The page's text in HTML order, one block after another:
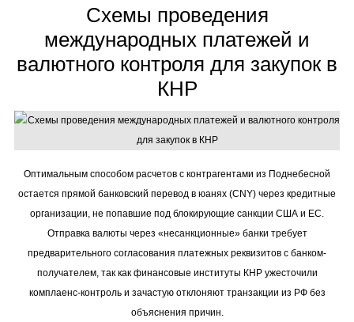
Схемы проведения
международных платежей и
валютного контроля для закупок в
КНР
Оптимальным способом расчетов с контрагентами из Поднебесной
остается прямой банковский перевод в юанях (CNY) через кредитные
организации, не попавшие под блокирующие санкции США и ЕС.
Отправка валюты через «несанкционные» банки требует
предварительного согласования платежных реквизитов с банком-
получателем, так как финансовые институты КНР ужесточили
комплаенс-контроль и зачастую отклоняют транзакции из РФ без
объяснения причин.